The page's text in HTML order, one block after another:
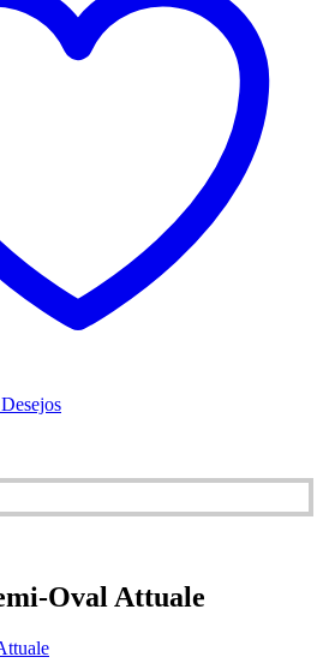
Oval Attuale